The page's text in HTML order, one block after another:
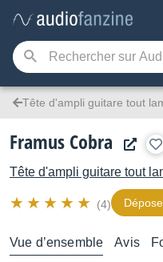
Tête d'ampli guitare tout
Framus Cobra
Tête d'ampli guitare tout
(4)
Vue d’ensemble Avis